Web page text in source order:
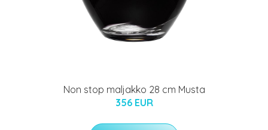
Non stop maljakko 28 cm Musta
356 EUR